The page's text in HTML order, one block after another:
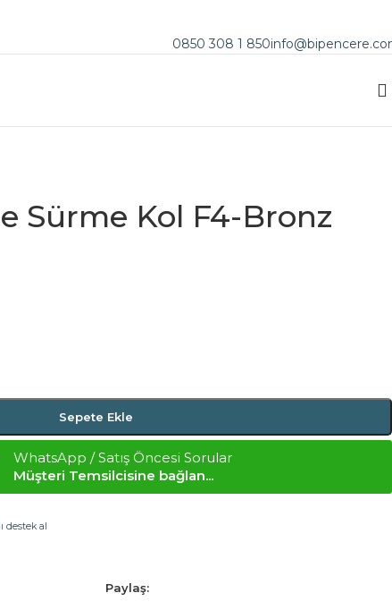
0850 308 1 850
Sürme Kol F4-Bronz
Sepete Ekle
WhatsApp / Satış Öncesi Sorular
Müşteri Temsilcisine bağlan...
destek al
Paylaş: